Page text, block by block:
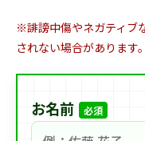
※誹謗中傷やネガティブ
されない場合があります。
お名前 必須